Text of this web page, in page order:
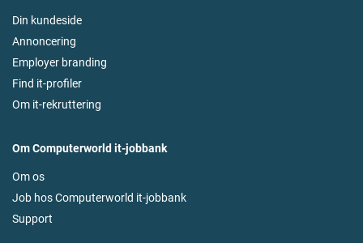
Din kundeside
Annoncering
Employer branding
Find it-profiler
Om it-rekruttering
Om Computerworld it-jobbank
Om os
Job hos Computerworld it-jobbank
Support